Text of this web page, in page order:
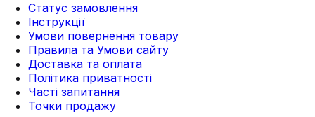
Статус замовлення
Інструкції
Умови повернення товару
Правила та Умови сайту
Доставка та оплата
Політика приватності
Часті запитання
Точки продажу